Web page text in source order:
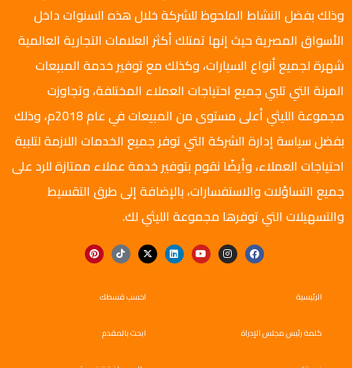
وذلك بفضل النشاط الملحوظ للشركة خلال هذه السنوات داخل
الأسواق المصرية حيث إنها تمتلك أكثر العلامات التجارية العالمية
شهرة لجميع أنواع السيارات، وكذلك مع توفير خدمة المبيعات
المرنة التي تلبي جميع احتياجات العملاء المختلفة، وتجاوزت
مجموعة الليثي أعلى مستوى من المبيعات في عام 2018م، وذلك
بفضل سياسة إدارة الشركة التي توفر جميع الخدمات اللازمة لتلبية
احتياجات العملاء، وأيضًا نقوم بتوفير خدمة عملاء ممتازة للرد على
جميع التساؤلات والاستفسارات، بالإضافة إلى طرق التقسيط
والتسهيلات التي توفرها مجموعة الليثي لك.
الرئيسية
كلمة رئيس مجلس الإدراة
احسب قسطك
ابحث بالمقدم